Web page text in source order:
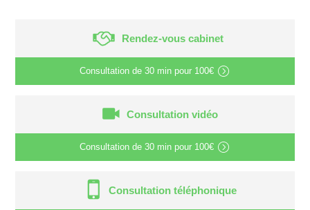
Rendez-vous cabinet
Consultation de 30 min pour 100€
Consultation vidéo
Consultation de 30 min pour 100€
Consultation téléphonique